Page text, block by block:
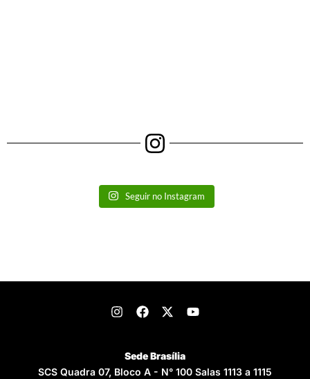
Seguir no Instagram
Sede Brasília
SCS Quadra 07, Bloco A - N° 100 Salas 1113 a 1115